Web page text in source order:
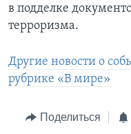
в подделке
терроризма.
Другие новости о
рубрике «В мире»
Поделиться